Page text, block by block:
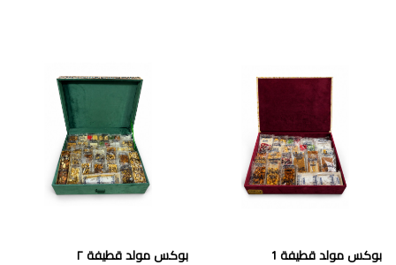
بوكس مولد قطيفة 1 بوكس مولد قطيفة ٢